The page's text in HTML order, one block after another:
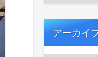
アーカイ